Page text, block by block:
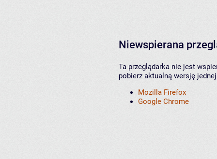
Niewspierana
Ta przeglądarka nie jest
pobierz aktualną wersję
Mozilla Firefox
Google Chrome